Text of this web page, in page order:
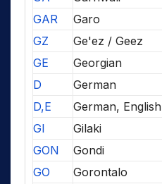
GAR
Garo
GZ
Ge'ez / Geez
GE
Georgian
D
German
D,E
German, English
GI
Gilaki
GON
Gondi
GO
Gorontalo